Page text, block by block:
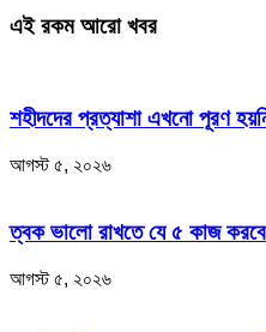
এই রকম আরো খবর
শহীদদের প্রত্যাশা এখনো পূরণ
আগস্ট ৫, ২০২৬
ত্বক ভালো রাখতে যে ৫ কাজ
আগস্ট ৫, ২০২৬